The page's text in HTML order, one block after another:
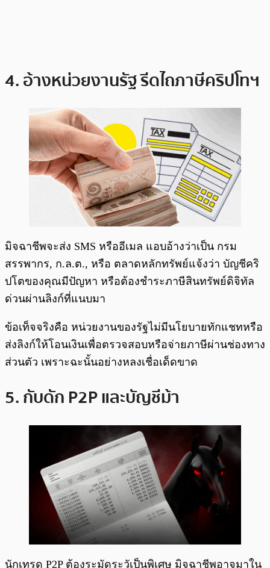
4. อ้างหน่วยงานรัฐ รีดไถภาษีคริปโทฯ
มิจฉาชีพจะส่ง SMS หรืออีเมล แอบอ้างว่าเป็น กรม
สรรพากร, ก.ล.ต., หรือ ตลาดหลักทรัพย์แจ้งว่า บัญชีคริ
ปโตของคุณมีปัญหา หรือต้องชำระภาษีสินทรัพย์ดิจิทัล
ด่วนผ่านลิงก์ที่แนบมา
ข้อเท็จจริงคือ หน่วยงานของรัฐไม่มีนโยบายทักแชทหรือ
ส่งลิงก์ให้โอนเงินเพื่อตรวจสอบหรือจ่ายภาษีผ่านช่องทาง
ส่วนตัว เพราะฉะนั้นอย่างหลงเชื่อเด็ดขาด
5. กับดัก P2P และบัญชีม้า
นักเทรด P2P ต้องระมัดระวัเป็นพิเศษ มิจฉาชีพอาจมาใน